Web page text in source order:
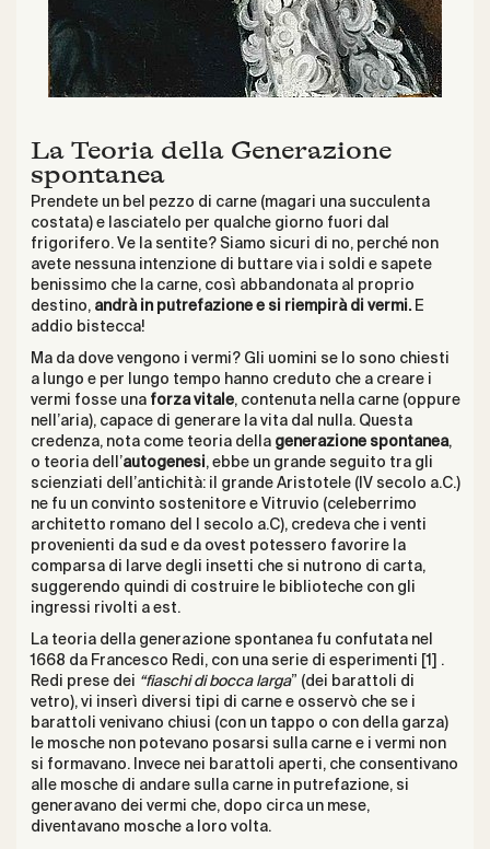
La Teoria della Generazione
spontanea
Prendete un bel pezzo di carne (magari una succulenta
costata) e lasciatelo per qualche giorno fuori dal
frigorifero. Ve la sentite? Siamo sicuri di no, perché non
avete nessuna intenzione di buttare via i soldi e sapete
benissimo che la carne, così abbandonata al proprio
destino, andrà in putrefazione e si riempirà di vermi. E
addio bistecca!
Ma da dove vengono i vermi? Gli uomini se lo sono chiesti
a lungo e per lungo tempo hanno creduto che a creare i
vermi fosse una forza vitale, contenuta nella carne (oppure
nell’aria), capace di generare la vita dal nulla. Questa
credenza, nota come teoria della generazione spontanea,
o teoria dell’autogenesi, ebbe un grande seguito tra gli
scienziati dell’antichità: il grande Aristotele (IV secolo a.C.)
ne fu un convinto sostenitore e Vitruvio (celeberrimo
architetto romano del I secolo a.C), credeva che i venti
provenienti da sud e da ovest potessero favorire la
comparsa di larve degli insetti che si nutrono di carta,
suggerendo quindi di costruire le biblioteche con gli
ingressi rivolti a est.
La teoria della generazione spontanea fu confutata nel
1668 da Francesco Redi, con una serie di esperimenti [1] .
Redi prese dei “fiaschi di bocca larga” (dei barattoli di
vetro), vi inserì diversi tipi di carne e osservò che se i
barattoli venivano chiusi (con un tappo o con della garza)
le mosche non potevano posarsi sulla carne e i vermi non
si formavano. Invece nei barattoli aperti, che consentivano
alle mosche di andare sulla carne in putrefazione, si
generavano dei vermi che, dopo circa un mese,
diventavano mosche a loro volta.